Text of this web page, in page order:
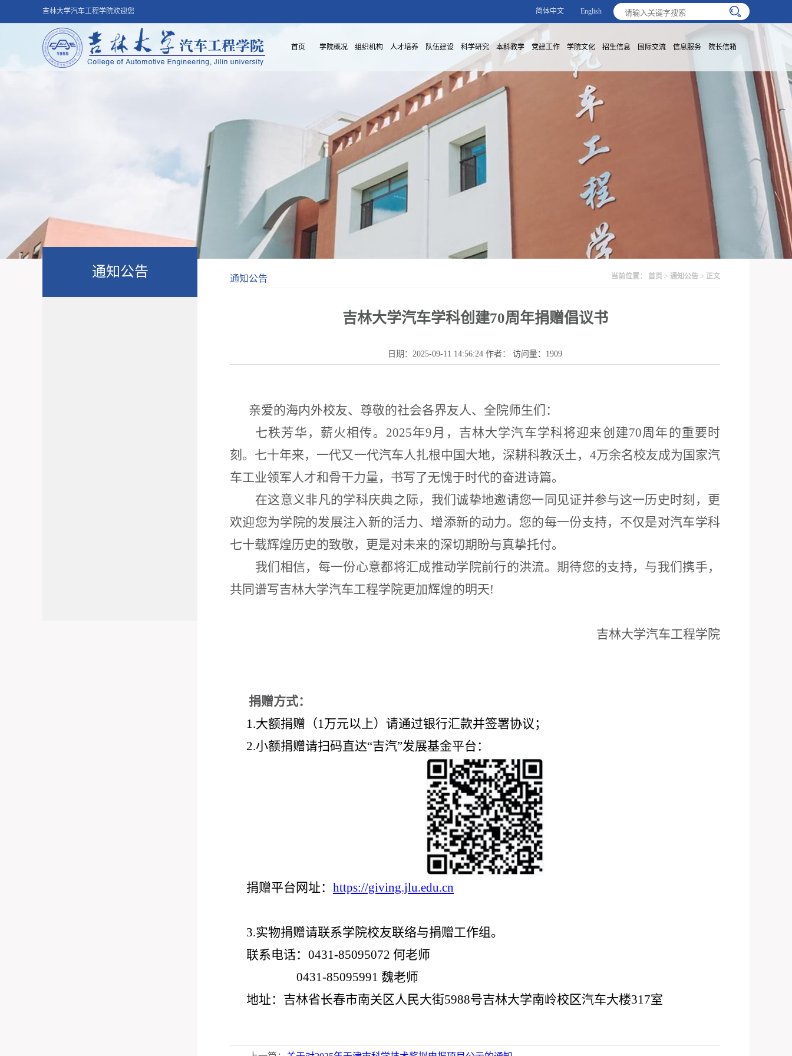
吉林大学汽车工程学院欢迎您 简体中文 English
首页 学院概况 组织机构 人才培养 队伍建设 科学研究 本科教学 党建工作 学院文化 招生信息 国际交流 信息服务 院长信箱
通知公告 通知公告 当前位置： 首页 > 通知公告 > 正文
吉林大学汽车学科创建70周年捐赠倡议书
日期：2025-09-11 14:56:24 作者： 访问量： 1909
亲爱的海内外校友、尊敬的社会各界友人、全院师生们：
七秩芳华， 薪火相传。2025年9月 ，吉林大学汽车学科将迎来创建70周年的重要 时
刻。七十年来，一代又一代汽车人扎根中国大地，深耕科教沃土， 4万余名校友成为国家汽
车工业领军人才和骨干力量，书写了无愧于时代的奋进诗篇。
在这意义非凡的学科庆典之际， 我们诚挚地邀请您一同 见证并参与这一历史时刻 ， 更
欢迎您为学院的发展注入新的活力、增添新的动力。您的每一份支持，不仅是对汽车学科
七十载辉煌历史的致敬，更是对未来的深切期盼与真挚托付。
我们相信，每一份心意都将汇成推动学院前行的洪流。期待您的支持，与我们携手，
共同谱写吉林大学汽车工程学院更加辉煌的明天!
吉林大学汽车工程学院
捐赠方式：
1.大额捐赠（1万元以上） 请通过银行汇款并签署协议 ；
2.小额捐赠请扫码直达“吉汽”发展基金平台：
捐赠平台网址： https://giving.jlu.edu.cn
3.实物捐赠请联系学院校友联络与捐赠工作组。
联系电话：0431-85095072 何老师
0431-85095991 魏老师
地址：吉林省长春市南关区人民大街5988号吉林大学南岭校区汽车大楼317室